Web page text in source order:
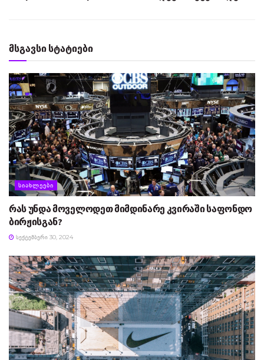
მსგავსი სტატიები
ᲡᲘᲐᲮᲚᲔᲔᲑᲘ
რას უნდა მოველოდეთ მიმდინარე კვირაში საფონდო
ბირჟისგან?
ᲡᲔᲥᲢᲔᲛᲑᲔᲠᲘ 30, 2024